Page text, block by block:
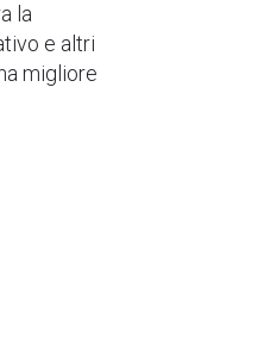
la
e altri
migliore